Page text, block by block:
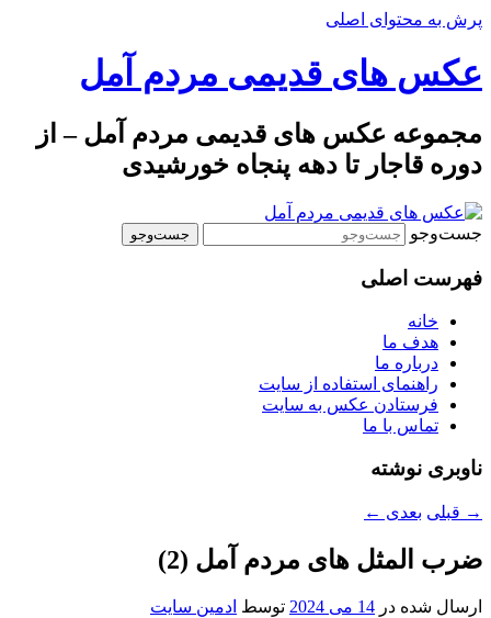
پرش به محتوای اصلی
عکس های قدیمی مردم آمل
مجموعه عکس های قدیمی مردم آمل – از
دوره قاجار تا دهه پنجاه خورشیدی
جست‌وجو
فهرست اصلی
خانه
هدف ما
درباره ما
راهنمای استفاده از سایت
فرستادن عکس به سایت
تماس با ما
ناوبری نوشته
→ قبلی بعدی ←
ضرب المثل های مردم آمل (2)
ارسال شده در 14 می 2024 توسط ادمین سایت